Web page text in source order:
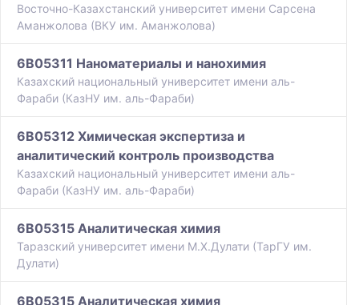
Восточно-Казахстанский университет имени Сарсена
Аманжолова (ВКУ им. Аманжолова)
6B05311 Наноматериалы и нанохимия
Казахский национальный университет имени аль-
Фараби (КазНУ им. аль-Фараби)
6B05312 Химическая экспертиза и
аналитический контроль производства
Казахский национальный университет имени аль-
Фараби (КазНУ им. аль-Фараби)
6B05315 Аналитическая химия
Таразский университет имени М.Х.Дулати (ТарГУ им.
Дулати)
6B05315 Аналитическая химия